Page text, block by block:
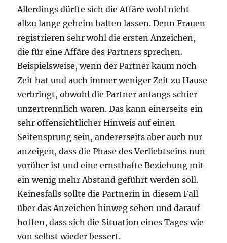
Allerdings dürfte sich die Affäre wohl nicht
allzu lange geheim halten lassen. Denn Frauen
registrieren sehr wohl die ersten Anzeichen,
die für eine Affäre des Partners sprechen.
Beispielsweise, wenn der Partner kaum noch
Zeit hat und auch immer weniger Zeit zu Hause
verbringt, obwohl die Partner anfangs schier
unzertrennlich waren. Das kann einerseits ein
sehr offensichtlicher Hinweis auf einen
Seitensprung sein, andererseits aber auch nur
anzeigen, dass die Phase des Verliebtseins nun
vorüber ist und eine ernsthafte Beziehung mit
ein wenig mehr Abstand geführt werden soll.
Keinesfalls sollte die Partnerin in diesem Fall
über das Anzeichen hinweg sehen und darauf
hoffen, dass sich die Situation eines Tages wie
von selbst wieder bessert.